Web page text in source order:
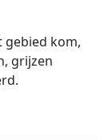
gebied kom,
grijzen